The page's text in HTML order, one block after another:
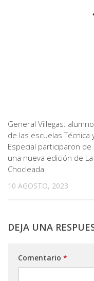
General Villegas:
de las escuelas Técnica
Especial participaron de
una nueva edición de La
Chocleada
10 AGOSTO, 2023
DEJA UNA
Comentario *